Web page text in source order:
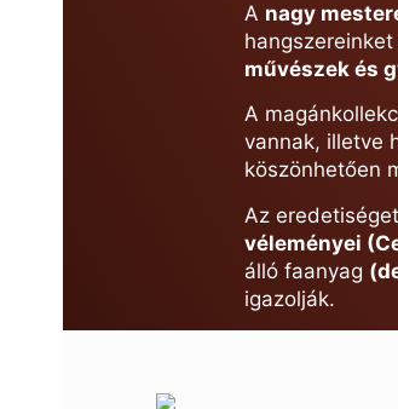
A nagy
művészek és
A
vannak, illetve
köszönhetően
Az
véleményei
álló faanyag
igazolják.